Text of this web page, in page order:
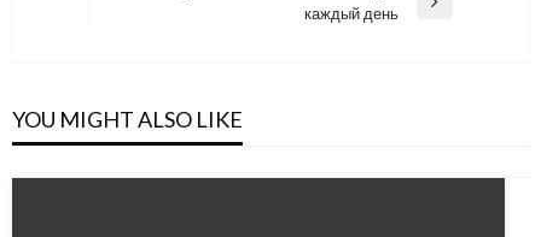
каждый день
YOU MIGHT ALSO LIKE